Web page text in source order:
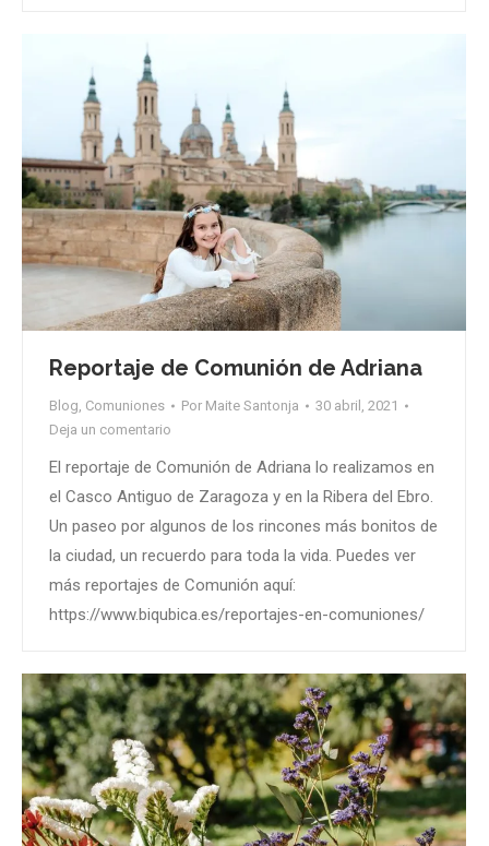
Reportaje de Comunión de Adriana
Blog Comuniones Por Maite Santonja
30 abril, 2021
Deja un comentario
El reportaje de Comunión de Adriana lo realizamos en
el Casco Antiguo de Zaragoza y en la Ribera del Ebro.
Un paseo por algunos de los rincones más bonitos de
la ciudad, un recuerdo para toda la vida. Puedes ver
más reportajes de Comunión aquí:
https://www.biqubica.es/reportajes-en-comuniones/